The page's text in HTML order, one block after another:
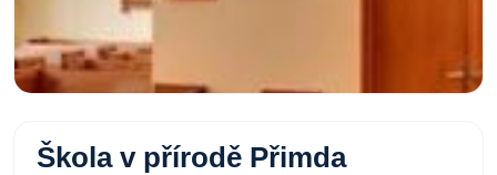
Škola v přírodě Přimda